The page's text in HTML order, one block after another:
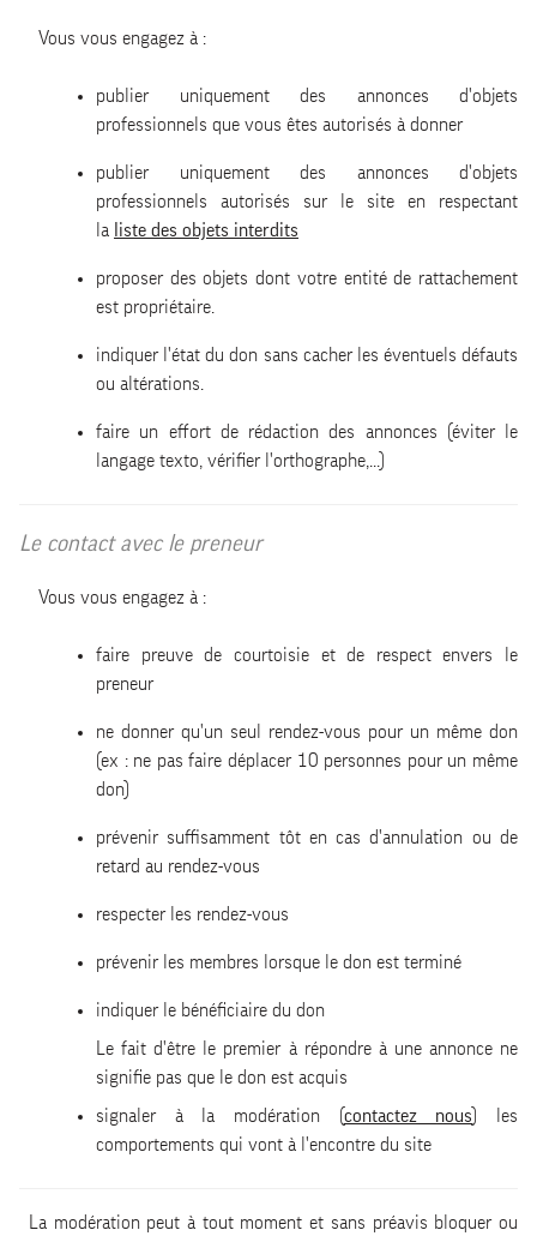
Vous vous engagez à :
publier uniquement des annonces d'objets
professionnels que vous êtes autorisés à donner
publier uniquement des annonces d'objets
professionnels autorisés sur le site en respectant
la liste des objets interdits
proposer des objets dont votre entité de rattachement
est propriétaire.
indiquer l'état du don sans cacher les éventuels défauts
ou altérations.
faire un effort de rédaction des annonces (éviter le
langage texto, vérifier l'orthographe,...)
Le contact avec le preneur
Vous vous engagez à :
faire preuve de courtoisie et de respect envers le
preneur
ne donner qu'un seul rendez-vous pour un même don
(ex : ne pas faire déplacer 10 personnes pour un même
don)
prévenir suffisamment tôt en cas d'annulation ou de
retard au rendez-vous
respecter les rendez-vous
prévenir les membres lorsque le don est terminé
indiquer le bénéficiaire du don
Le fait d'être le premier à répondre à une annonce ne
signifie pas que le don est acquis
signaler à la modération (contactez nous) les
comportements qui vont à l'encontre du site
La modération peut à tout moment et sans préavis bloquer ou